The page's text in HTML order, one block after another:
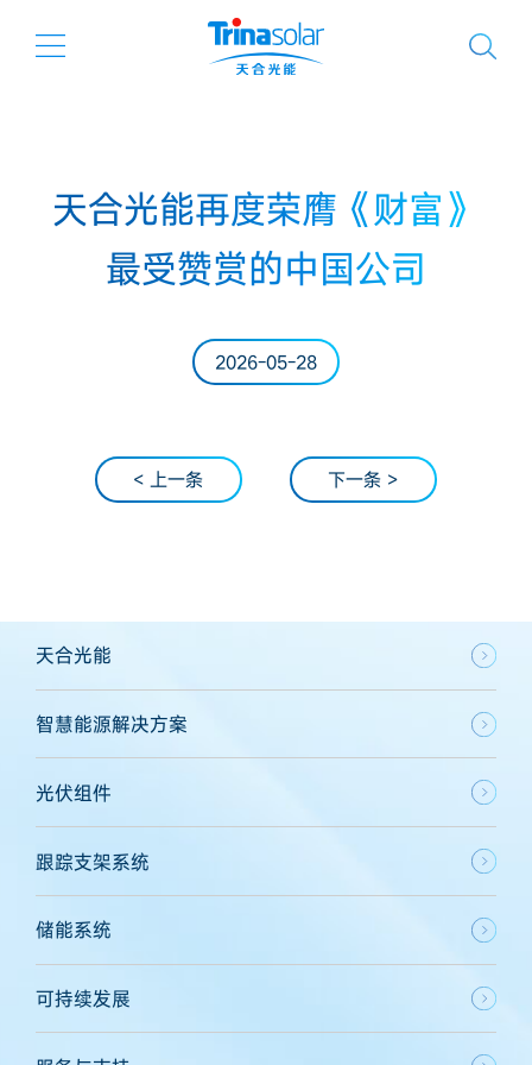
天合光能再度荣膺《财富》
最受赞赏的中国公司
2026-05-28
< 上一条 下一条 >
天合光能
智慧能源解决方案
光伏组件
跟踪支架系统
储能系统
可持续发展